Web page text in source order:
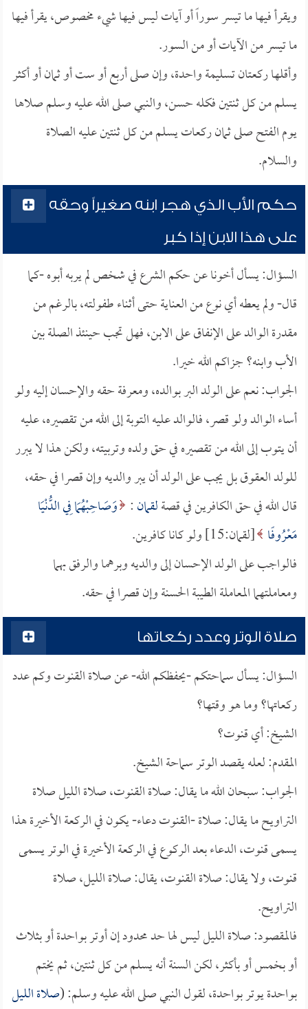
ويقرأ فيها ما تيسر سوراً أو آيات ليس فيها شيء مخصوص، يقرأ فيها
ما تيسر من الآيات أو من السور.
وأقلها ركعتان تسليمة واحدة، وإن صلى أربع أو ست أو ثمان أو أكثر
يسلم من كل ثنتين فكله حسن، والنبي صلى الله عليه وسلم صلاها
يوم الفتح صلى ثمان ركعات يسلم من كل ثنتين عليه الصلاة
والسلام.
حكم الأب الذي هجر ابنه صغيراً وحقه
على هذا الابن إذا كبر
السؤال: يسأل أخونا عن حكم الشرع في شخص لم يربه أبوه -كما
قال- ولم يعطه أي نوع من العناية حتى أثناء طفولته، بالرغم من
مقدرة الوالد على الإنفاق على الابن، فهل تجب حينئذ الصلة بين
الأب وابنه؟ جزاكم الله خيرا.
الجواب: نعم على الولد البر بوالده، ومعرفة حقه والإحسان إليه ولو
أساء الوالد ولو قصر، فالوالد عليه التوبة إلى الله من تقصيره، عليه
أن يتوب إلى الله من تقصيره في حق ولده وتربيته، ولكن هذا لا يبرر
للولد العقوق بل يجب على الولد أن يبر والديه وإن قصرا في حقه،
قال الله في حق الكافرين في قصةلقمان: وَصَاحِبْهُمَا فِي الدُّنْيَا
مَعْرُوفًا [لقمان:15] ولو كانا كافرين.
فالواجب على الولد الإحسان إلى والديه وبرهما والرفق بهما
ومعاملتهما المعاملة الطيبة الحسنة وإن قصرا في حقه.
صلاة الوتر وعدد ركعاتها
السؤال: يسأل سماحتكم -يحفظكم الله- عن صلاة القنوت وكم عدد
ركعاتها؟ وما هو وقتها؟
الشيخ: أي قنوت؟
المقدم: لعله يقصد الوتر سماحة الشيخ.
الجواب: سبحان الله ما يقال: صلاة القنوت، صلاة الليل صلاة
التراويح ما يقال: صلاة -القنوت دعاء- يكون في الركعة الأخيرة هذا
يسمى قنوت، الدعاء بعد الركوع في الركعة الأخيرة في الوتر يسمى
قنوت، ولا يقال: صلاة القنوت، يقال: صلاة الليل، صلاة
التراويح.
فالمقصود: صلاة الليل ليس لها حد محدود إن أوتر بواحدة أو بثلاث
أو بخمس أو بأكثر، لكن السنة أنه يسلم من كل ثنتين، ثم يختم
بواحدة يوتر بواحدة، لقول النبي صلى الله عليه وسلم: (صلاة الليل